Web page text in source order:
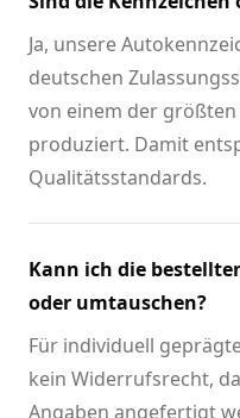
Ja, unsere
deutschen
von einem der
produziert. Damit
Qualitätsstandards.
Kann ich die
oder umtauschen?
Für individuell
kein Widerrufsrecht,
Angaben angefertigt